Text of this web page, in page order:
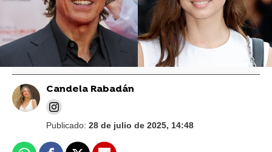
Candela Rabadán
Publicado: 28 de julio de 2025, 14:48